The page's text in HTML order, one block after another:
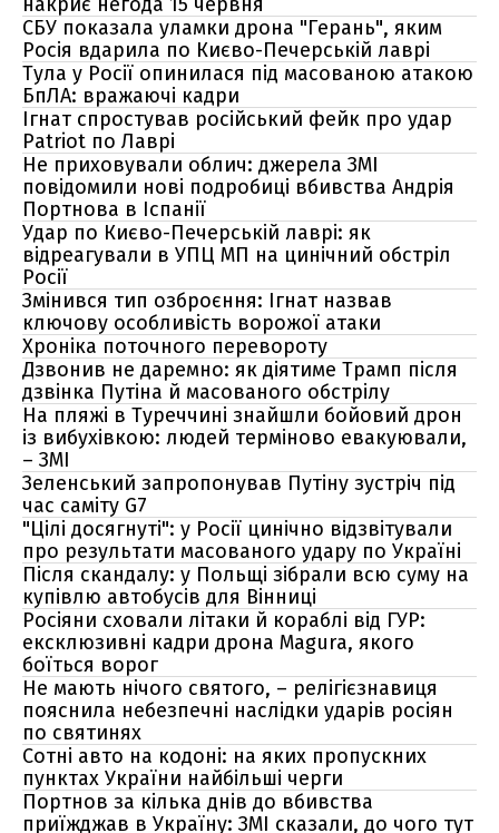
СБУ показала уламки дрона "Герань", яким
Росія вдарила по Києво-Печерській лаврі
Тула у Росії опинилася під масованою атакою
БпЛА: вражаючі кадри
Ігнат спростував російський фейк про удар
Patriot по Лаврі
Не приховували облич: джерела ЗМІ
повідомили нові подробиці вбивства Андрія
Портнова в Іспанії
Удар по Києво-Печерській лаврі: як
відреагували в УПЦ МП на цинічний обстріл
Росії
Змінився тип озброєння: Ігнат назвав
ключову особливість ворожої атаки
Хроніка поточного перевороту
Дзвонив не даремно: як діятиме Трамп після
дзвінка Путіна й масованого обстрілу
На пляжі в Туреччині знайшли бойовий дрон
із вибухівкою: людей терміново евакуювали,
– ЗМІ
Зеленський запропонував Путіну зустріч під
час саміту G7
"Цілі досягнуті": у Росії цинічно відзвітували
про результати масованого удару по Україні
Після скандалу: у Польщі зібрали всю суму на
купівлю автобусів для Вінниці
Росіяни сховали літаки й кораблі від ГУР:
ексклюзивні кадри дрона Magura, якого
боїться ворог
Не мають нічого святого, – релігієзнавиця
пояснила небезпечні наслідки ударів росіян
по святинях
Сотні авто на кодоні: на яких пропускних
пунктах України найбільші черги
Портнов за кілька днів до вбивства
приїжджав в Україну: ЗМІ сказали, до чого тут